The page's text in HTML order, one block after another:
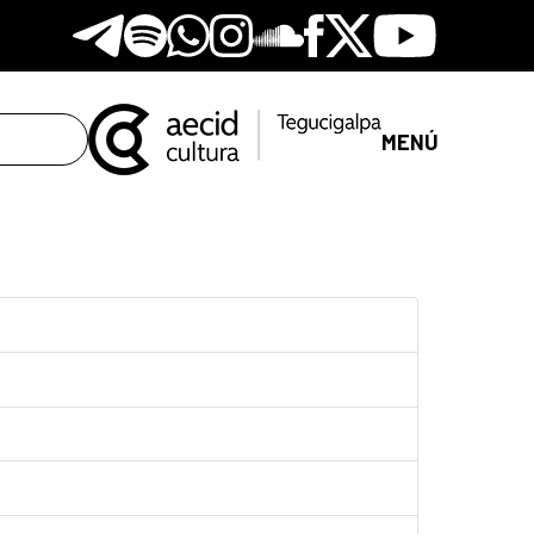
Telegram
SpotifyWhatsapp
Instagram
Soundclore
Facebook
X Youtube
MENÚ